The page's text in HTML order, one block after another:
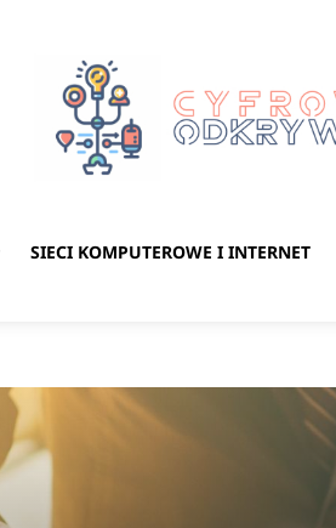
SIECI KOMPUTEROWE I INTERNET